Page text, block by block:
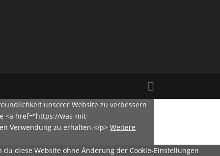
unserer Website zu verbessern
<a href="https://was-mit-
Verwendung zu erhalten.</p>Weitere
diese Website ohne Änderung der Cookie-Einstellungen